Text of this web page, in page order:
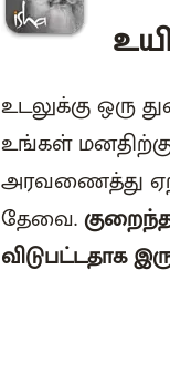
உடலுக்கு
உங்கள்
அரவணைத்து
தேவை.
விடுபட்டதாக